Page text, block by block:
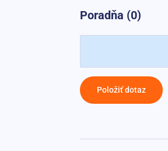
Poradňa (0)
Položiť dotaz